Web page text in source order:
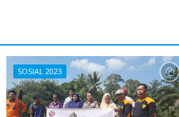
SOSIAL 2023